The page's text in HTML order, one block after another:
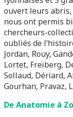
ouvert leurs
nous ont permis
chercheurs-
oubliés de
Jordan, Rouy,
Lortet, Freiberg,
Sollaud, Dériard,
Gourhan, Pravaz,
De Anatomie à